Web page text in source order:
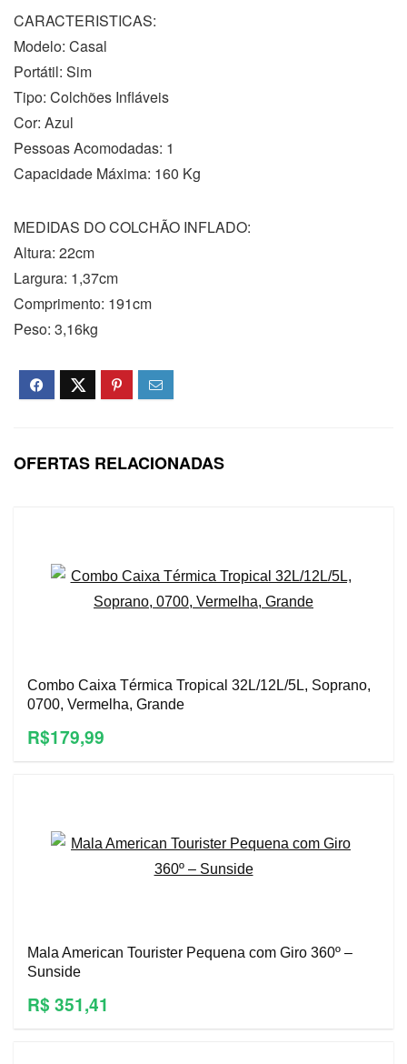
CARACTERISTICAS:
Modelo: Casal
Portátil: Sim
Tipo: Colchões Infláveis
Cor: Azul
Pessoas Acomodadas: 1
Capacidade Máxima: 160 Kg
MEDIDAS DO COLCHÃO INFLADO:
Altura: 22cm
Largura: 1,37cm
Comprimento: 191cm
Peso: 3,16kg
OFERTAS RELACIONADAS
Combo Caixa Térmica Tropical 32L/12L/5L, Soprano,
0700, Vermelha, Grande
R$179,99
Mala American Tourister Pequena com Giro 360º –
Sunside
R$ 351,41